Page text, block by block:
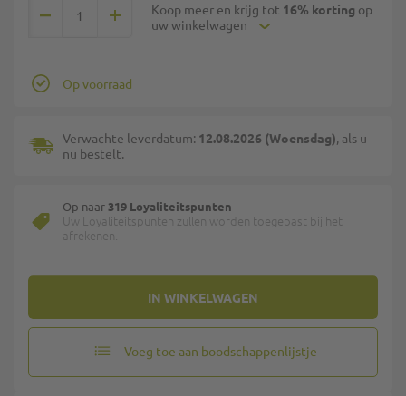
Koop meer en krijg tot 16% korting op
uw winkelwagen
IN WINKELWAGEN
Op voorraad
Verwachte leverdatum: 12.08.2026 (Woensdag), als u
nu bestelt.
Op naar319 Loyaliteitspunten
Uw Loyaliteitspunten zullen worden toegepast bij het
afrekenen.
Voeg toe aan boodschappenlijstje